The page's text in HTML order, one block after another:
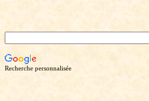
Recherche personnalisée